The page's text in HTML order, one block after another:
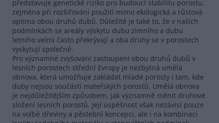
představuje genetické riziko pro budoucí stabilitu porostu,
zejména při rozšiřování použití mimo ekologická a růstová
optima obou druhů dubů. Důležité je také to, že v našich
podmínkách se areály výskytu dubu zimního a dubu
letního velmi často překrývají a oba druhy se v porostech
vyskytují společně.
Pro významné zvyšování zastoupení obou druhů dubů v
lesních porostech střední Evropy je nezbytná umělá
obnova, která umožňuje zakládat mladé porosty i tam, kde
duby nejsou součástí mateřských porostů. Umělá obnova
je nejdůležitějším způsobem, jak významně měnit druhové
složení lesních porostů. Její úspěšnost však nezávisí pouze
na volbě dřeviny a pěstební koncepci, ale i na kombinaci